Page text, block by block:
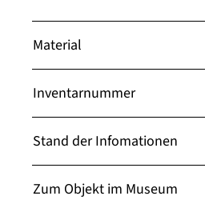
Material
Inventarnummer
Stand der Infomationen
Zum Objekt im Museum